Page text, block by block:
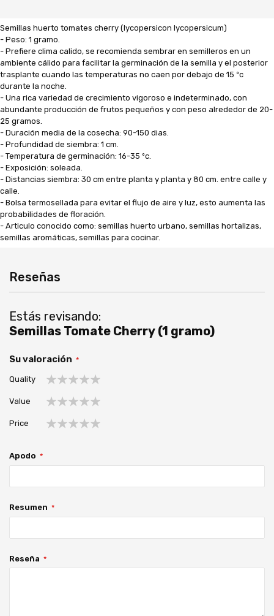
Semillas huerto tomates cherry (lycopersicon lycopersicum)
- Peso: 1 gramo.
- Prefiere clima calido, se recomienda sembrar en semilleros en un
ambiente cálido para facilitar la germinación de la semilla y el posterior
trasplante cuando las temperaturas no caen por debajo de 15 ºc
durante la noche.
- Una rica variedad de crecimiento vigoroso e indeterminado, con
abundante producción de frutos pequeños y con peso alrededor de 20-
25 gramos.
- Duración media de la cosecha: 90-150 dias.
- Profundidad de siembra: 1 cm.
- Temperatura de germinación: 16-35 ºc.
- Exposición: soleada.
- Distancias siembra: 30 cm entre planta y planta y 80 cm. entre calle y
calle.
- Bolsa termosellada para evitar el flujo de aire y luz, esto aumenta las
probabilidades de floración.
- Articulo conocido como: semillas huerto urbano, semillas hortalizas,
semillas aromáticas, semillas para cocinar.
Reseñas
Estás revisando:
Semillas Tomate Cherry (1 gramo)
Su valoración
Quality
estrella
estrellas
estrellas
estrellas
estrellas
Value
estrella
estrellas
estrellas
estrellas
estrellas
Price
Apodo
Resumen
Reseña